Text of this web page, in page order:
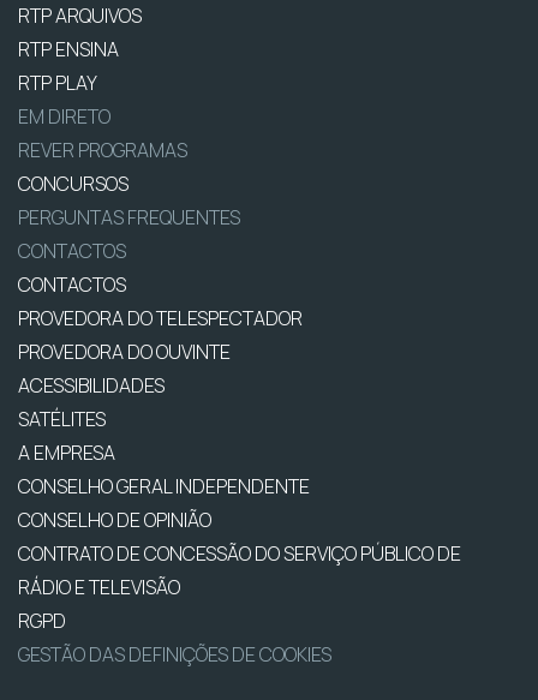
RTP ARQUIVOS
RTP ENSINA
RTP PLAY
EM DIRETO
REVER PROGRAMAS
CONCURSOS
PERGUNTAS FREQUENTES
CONTACTOS
CONTACTOS
PROVEDORA DO TELESPECTADOR
PROVEDORA DO OUVINTE
ACESSIBILIDADES
SATÉLITES
A EMPRESA
CONSELHO GERAL INDEPENDENTE
CONSELHO DE OPINIÃO
CONTRATO DE CONCESSÃO DO SERVIÇO PÚBLICO DE
RÁDIO E TELEVISÃO
RGPD
GESTÃO DAS DEFINIÇÕES DE COOKIES